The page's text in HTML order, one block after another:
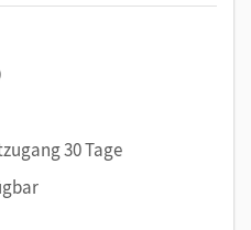
30 Tage